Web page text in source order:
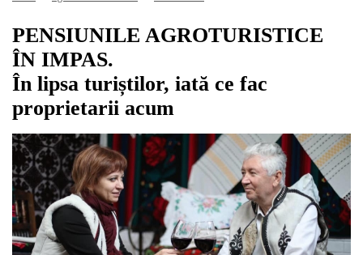
PENSIUNILE AGROTURISTICE
ÎN IMPAS.
În lipsa turiștilor, iată ce fac
proprietarii acum